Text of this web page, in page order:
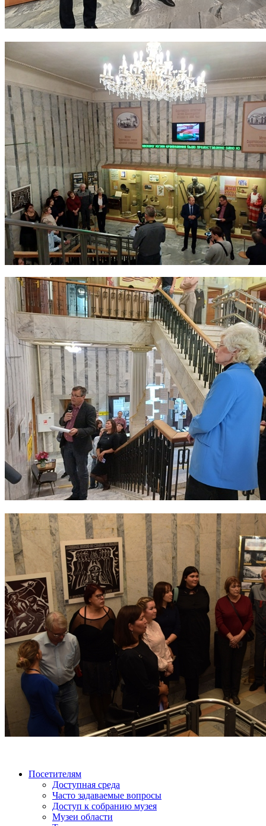
Посетителям
Доступная среда
Часто задаваемые вопросы
Доступ к собранию музея
Музеи области